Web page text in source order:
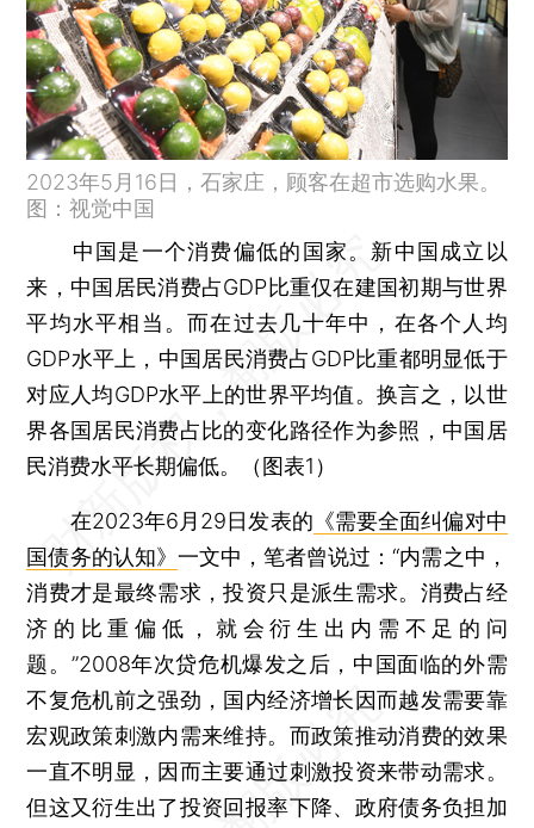
2023年5月16日，石家庄，顾客在超市选购水果。
图：视觉中国
中国是一个消费偏低的国家。新中国成立以
来，中国居民消费占GDP比重仅在建国初期与世界
平均水平相当。而在过去几十年中，在各个人均
GDP水平上，中国居民消费占GDP比重都明显低于
对应人均GDP水平上的世界平均值。换言之，以世
界各国居民消费占比的变化路径作为参照，中国居
民消费水平长期偏低。（图表1）
在2023年6月29日发表的 《需要全面纠偏对中
国债务的认知》 一文中，笔者曾说过：“内需之中，
消费才是最终需求，投资只是派生需求。消费占经
济的比重偏低，就会衍生出内需不足的问
题。”2008年次贷危机爆发之后，中国面临的外需
不复危机前之强劲，国内经济增长因而越发需要靠
宏观政策刺激内需来维持。而政策推动消费的效果
一直不明显，因而主要通过刺激投资来带动需求。
但这又衍生出了投资回报率下降、政府债务负担加